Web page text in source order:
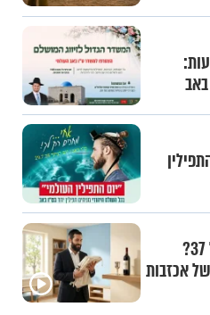
מה הסיכוי להתחתן בגיל 37?
אכזבות